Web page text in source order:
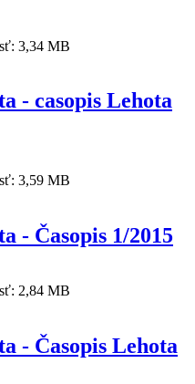
3,34 MB
- casopis Lehota
3,59 MB
- Časopis 1/2015
2,84 MB
- Časopis Lehota